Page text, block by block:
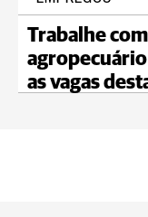
Trabalhe
as vagas